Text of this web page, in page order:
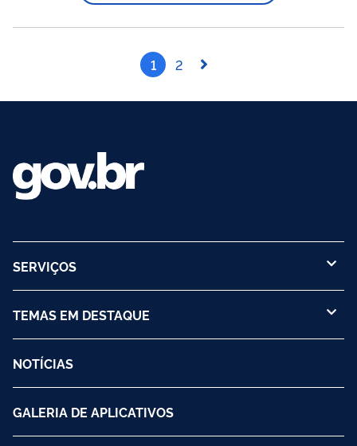
e relatórios gerenciais ao órgão em que atua....
1 2
SERVIÇOS
TEMAS EM DESTAQUE
NOTÍCIAS
GALERIA DE APLICATIVOS